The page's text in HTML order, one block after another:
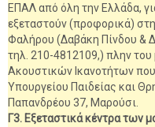
ΕΠΑΛ από όλη την Ελλάδα,
εξεταστούν (προφορικά)
Φαλήρου (Δαβάκη Πίνδου &
τηλ. 210-4812109,) πλην
Ακουστικών Ικανοτήτων
Υπουργείου Παιδείας και
Παπανδρέου 37, Μαρούσι.
Γ3. Εξεταστικά κέντρα